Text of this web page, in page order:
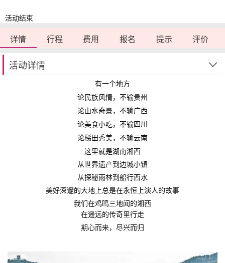
活动结束
详情 行程 费用 报名 提示 评价
活动详情
有一个地方
论民族风情，不输贵州
论山水奇景，不输广西
论美食小吃，不输四川
论梯田秀美，不输云南
这里就是湖南湘西
从世界遗产到边城小镇
从探秘雨林到船行酉水
美好深邃的大地上总是在永恒上演人的故事
我们在鸡鸣三地闻的湘西
在遥远的传奇里行走
期心而来，尽兴而归